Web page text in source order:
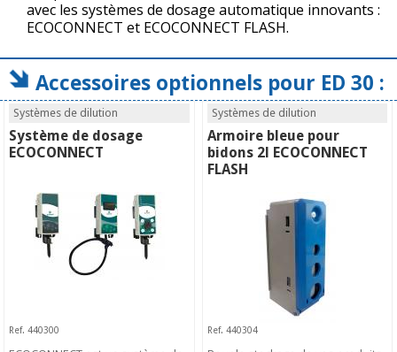
avec les systèmes de dosage automatique innovants :
ECOCONNECT et ECOCONNECT FLASH.
Accessoires optionnels pour ED 30 :
Systèmes de dilution
Système de dosage
ECOCONNECT
Ref. 440300
Systèmes de dilution
Armoire bleue pour
bidons 2l ECOCONNECT
FLASH
Ref. 440304